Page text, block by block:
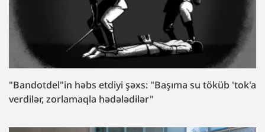
"Bandotdel"in həbs etdiyi şəxs: "Başıma su töküb 'tok'a
verdilər, zorlamaqla hədələdilər"